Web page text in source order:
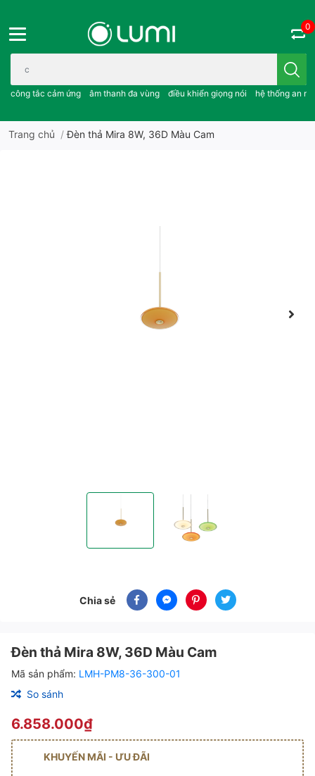
Bạn cần tìm gì..; công tắc cảm ứng..; âm thanh đa vùng ; điều
công tắc cảm ứng âm thanh đa vùng điều khiển giọng nói hệ thống an
0
Trang chủ /Đèn thả Mira 8W, 36D Màu Cam
Chia sẻ
Đèn thả Mira 8W, 36D Màu Cam
Mã sản phẩm: LMH-PM8-36-300-01
So sánh
6.858.000₫
KHUYẾN MÃI - ƯU ĐÃI